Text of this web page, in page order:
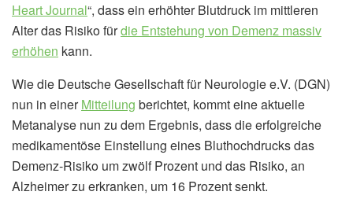
Heart Journal“, dass ein erhöhter Blutdruck im mittleren
Alter das Risiko fürdie Entstehung von Demenz massiv
erhöhen kann.
Wie die Deutsche Gesellschaft für Neurologie e.V. (DGN)
nun in einerMitteilung berichtet, kommt eine aktuelle
Metanalyse nun zu dem Ergebnis, dass die erfolgreiche
medikamentöse Einstellung eines Bluthochdrucks das
Demenz-Risiko um zwölf Prozent und das Risiko, an
Alzheimer zu erkranken, um 16 Prozent senkt.